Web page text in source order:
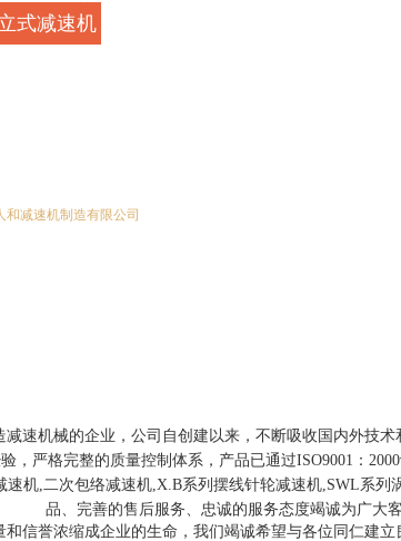
式减速机
和减速机制造有限公司
速机械的企业，公司自创建以来，不断吸收国内外技
，严格完整的质量控制体系，产品已通过ISO9001：
机,二次包络减速机,X.B系列摆线针轮减速机,SWL系
品、完善的售后服务、忠诚的服务态度竭诚为广大客
信誉浓缩成企业的生命，我们竭诚希望与各位同仁建立